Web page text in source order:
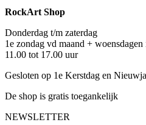
RockArt Shop
Donderdag t/m zaterdag
1e zondag vd maand +
11.00 tot 17.00 uur
Gesloten op 1e Kerstdag en
De shop is gratis toegankelijk
NEWSLETTER